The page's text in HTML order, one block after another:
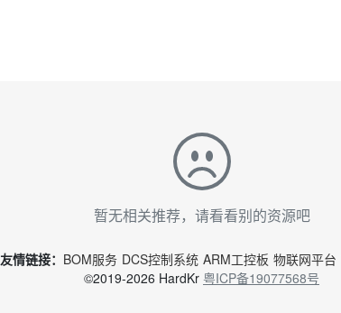
暂无相关推荐，请看看别的资源吧
友情链接： BOM服务 DCS控制系统 ARM工控板 物联网平台
©2019-2026 HardKr 粤ICP备19077568号